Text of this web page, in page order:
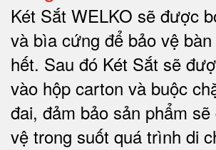
Két Sắt WELKO sẽ được
và bìa cứng để bảo vệ
hết. Sau đó Két Sắt sẽ
vào hộp carton và buộc
đai, đảm bảo sản phẩm
vệ trong suốt quá trình di